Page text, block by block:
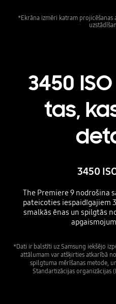
*Ekrāna izmēri katram
3450
tas,
3450
The Premiere 9 nodrošina
pateicoties iespaidīgajiem
smalkās ēnas un spilgtās
*Dati ir balstīti uz Samsung iekšējo
attālumam var atšķirties atkarībā
spilgtuma mērīšanas metode,
Standartizācijas organizācijas